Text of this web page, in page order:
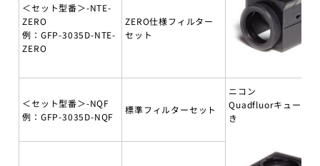
＜セット型番＞-NTE-
ZERO
例：GFP-3035D-NTE-
ZERO
ZERO仕様フィルター
セット
＜セット型番＞-NQF
例：GFP-3035D-NQF
標準フィルターセット
ニコン
Quadfluorキューブ付
き